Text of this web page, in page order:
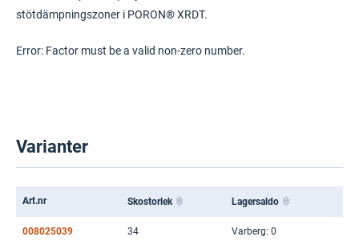
stötdämpningszoner i PORON® XRDT.
Error: Factor must be a valid non-zero number.
Varianter
Art.nr Skostorlek Lagersaldo
008025039 34
Varberg: 0